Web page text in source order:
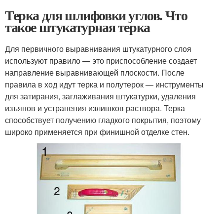
Терка для шлифовки углов. Что
такое штукатурная терка
Для первичного выравнивания штукатурного слоя
используют правило — это приспособление создает
направление выравнивающей плоскости. После
правила в ход идут терка и полутерок — инструменты
для затирания, заглаживания штукатурки, удаления
изъянов и устранения излишков раствора. Терка
способствует получению гладкого покрытия, поэтому
широко применяется при финишной отделке стен.